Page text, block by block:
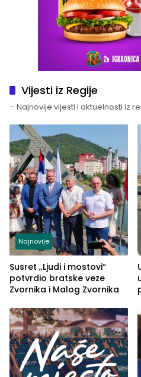
Vijesti iz Regije
– Najnovije vijesti i aktuelnosti iz
Najnovije
Susret „Ljudi i mostovi“
potvrdio bratske veze
Zvornika i Malog Zvornika